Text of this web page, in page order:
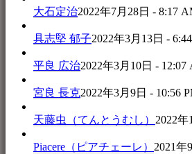
大石定治2022年7月28日 - 8:17
具志堅 郁子2022年3月13日 -
平良 広治2022年3月10日 - 12:07
宮良 長克2022年3月9日 - 10:56
天藤虫（てんとうむし） 2022年
Piacere（ピアチェーレ） 2021年